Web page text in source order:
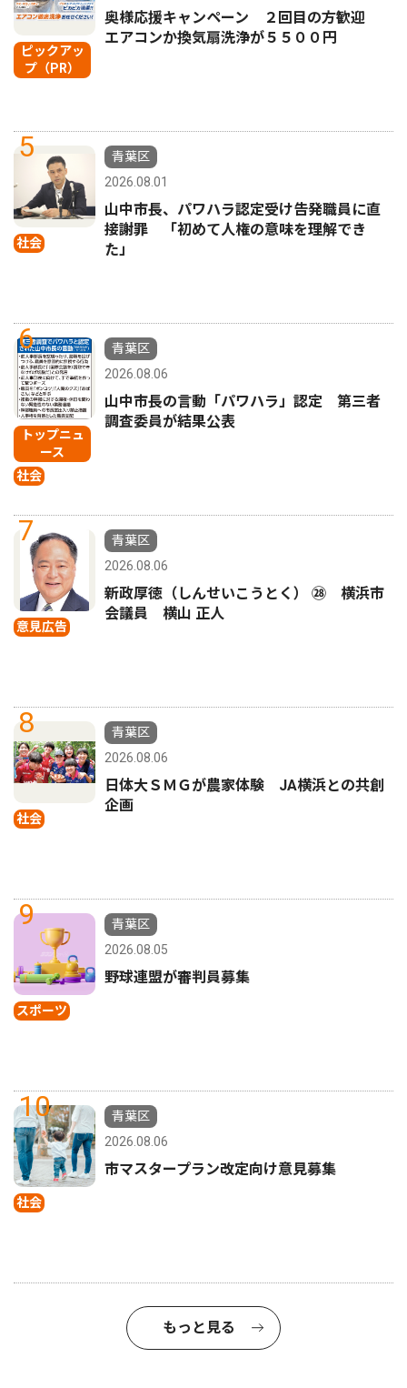
ピックアッ
プ（PR）
奥様応援キャンペーン ２回目の方歓迎
エアコンか換気扇洗浄が５５００円
5
社会
青葉区
2026.08.01
山中市長、パワハラ認定受け告発職員に直
接謝罪 「初めて人権の意味を理解でき
た」
6
トップニュ
ース
社会
青葉区
2026.08.06
山中市長の言動「パワハラ」認定 第三者
調査委員が結果公表
7
意見広告
青葉区
2026.08.06
新政厚徳（しんせいこうとく） ㉘ 横浜市
会議員 横山 正人
8
社会
青葉区
2026.08.06
日体大ＳＭＧが農家体験 JA横浜との共創
企画
9
スポーツ
青葉区
2026.08.05
野球連盟が審判員募集
10
社会
青葉区
2026.08.06
市マスタープラン改定向け意見募集
もっと見る